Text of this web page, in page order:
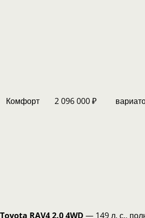
Комфорт 2 096 000 ₽
Toyota RAV4 2.0 4WD — 149 л. с.,